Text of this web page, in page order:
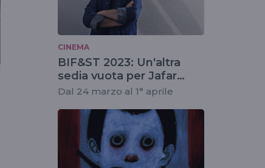
CINEMA
BIF&ST 2023: Un'altra
sedia vuota per Jafar
Panahi
Dal 24 marzo al 1° aprile